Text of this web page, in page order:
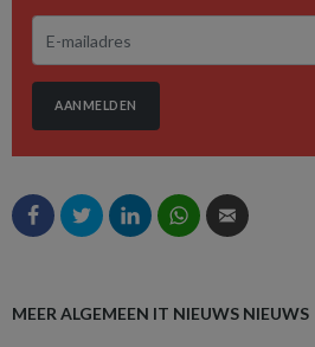
AANMELDEN
MEER ALGEMEEN IT NIEUWS NIEUWS